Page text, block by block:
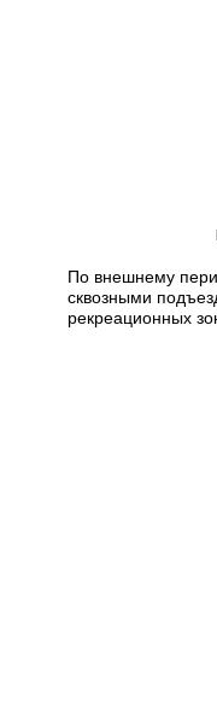
По внешнему
сквозными
рекреационных